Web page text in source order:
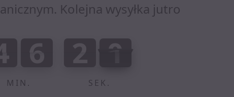
Kolejna wysyłka jutro
6
0
6 1
2
1
0
2 9
0
9
1
0
MIN. SEK.